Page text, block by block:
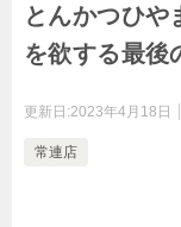
とんかつひや
を欲する最後
更新日:2023年4月18日
常連店